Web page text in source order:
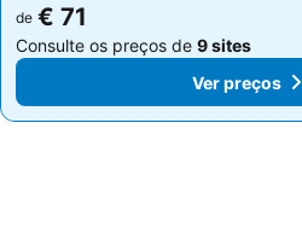
de € 71
Consulte os preços de 9 sites
Ver preços
de € 71
Consulte os preços de 9 sites
Ver preços